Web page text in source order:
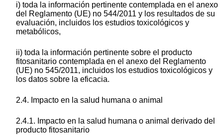
i) toda la información pertinente contemplada en el anexo
del Reglamento (UE) no 544/2011 y los resultados de su
evaluación, incluidos los estudios toxicológicos y
metabólicos,
ii) toda la información pertinente sobre el producto
fitosanitario contemplada en el anexo del Reglamento
(UE) no 545/2011, incluidos los estudios toxicológicos y
los datos sobre la eficacia.
2.4. Impacto en la salud humana o animal
2.4.1. Impacto en la salud humana o animal derivado del
producto fitosanitario